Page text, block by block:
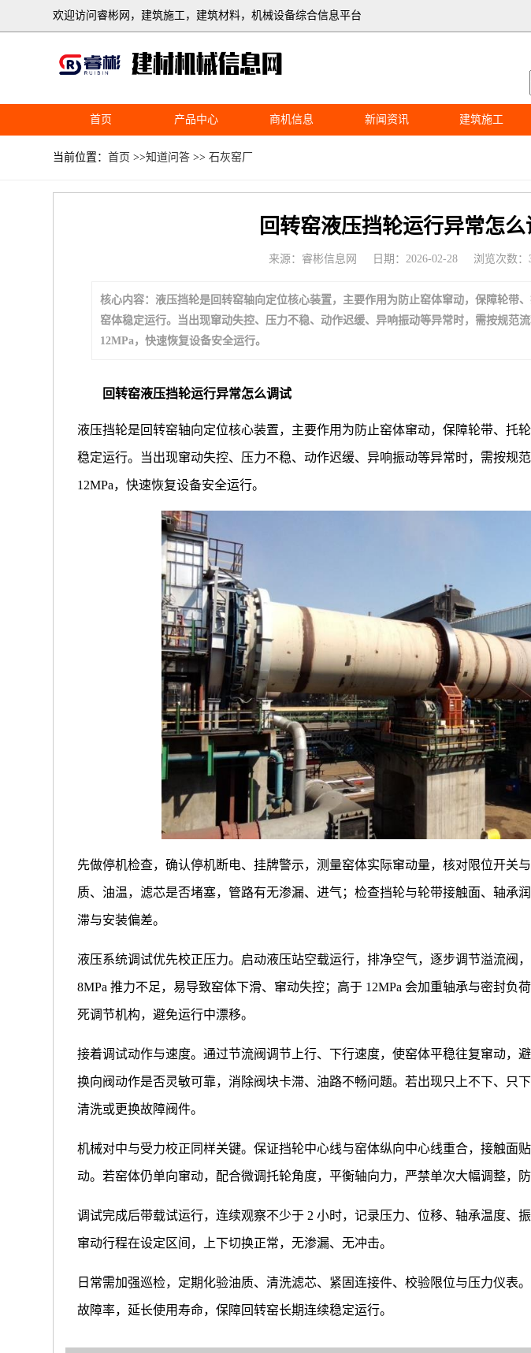
欢迎访问睿彬网，建筑施工，建筑材料，机械设备综合信息平台
首页 产品中心 商机信息 新闻资讯 建筑施工
当前位置：首页 >>知道问答 >>石灰窑厂
回转窑液压挡轮运行异常怎么
来源：睿彬信息网 日期：2026-02-28 浏览次数：
核心内容：液压挡轮是回转窑轴向定位核心装置，主要作用为防止窑体窜动，保障轮带
窑体稳定运行。当出现窜动失控、压力不稳、动作迟缓、异响振动等异常时，需按规范
12MPa，快速恢复设备安全运行。
回转窑液压挡轮运行异常怎么调试
液压挡轮是回转窑轴向定位核心装置，主要作用为防止窑体窜动，保障轮带、托
稳定运行。当出现窜动失控、压力不稳、动作迟缓、异响振动等异常时，需按规
12MPa，快速恢复设备安全运行。
先做停机检查，确认停机断电、挂牌警示，测量窑体实际窜动量，核对限位开关
质、油温，滤芯是否堵塞，管路有无渗漏、进气；检查挡轮与轮带接触面、轴承
滞与安装偏差。
液压系统调试优先校正压力。启动液压站空载运行，排净空气，逐步调节溢流阀
8MPa 推力不足，易导致窑体下滑、窜动失控；高于 12MPa 会加重轴承与密封负
死调节机构，避免运行中漂移。
接着调试动作与速度。通过节流阀调节上行、下行速度，使窑体平稳往复窜动，
换向阀动作是否灵敏可靠，消除阀块卡滞、油路不畅问题。若出现只上不下、只
清洗或更换故障阀件。
机械对中与受力校正同样关键。保证挡轮中心线与窑体纵向中心线重合，接触面
动。若窑体仍单向窜动，配合微调托轮角度，平衡轴向力，严禁单次大幅调整，防
调试完成后带载试运行，连续观察不少于 2 小时，记录压力、位移、轴承温度、振
窜动行程在设定区间，上下切换正常，无渗漏、无冲击。
日常需加强巡检，定期化验油质、清洗滤芯、紧固连接件、校验限位与压力仪表
故障率，延长使用寿命，保障回转窑长期连续稳定运行。